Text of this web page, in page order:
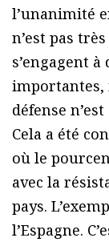
l’unanimité
n’est pas
s’engagent à
importantes,
défense
Cela a été
où le
avec la
pays.
l’Espagne.